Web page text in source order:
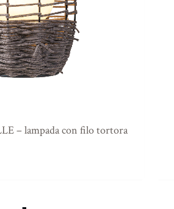
– lampada con filo tortora